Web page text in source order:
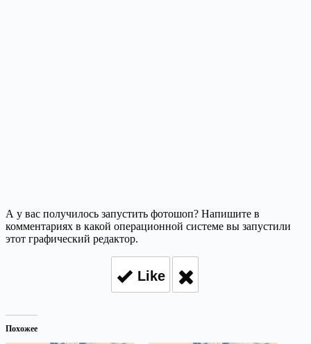
А у вас получилось запустить фотошоп? Напишите в
комментариях в какой операционной системе вы запустили
этот графический редактор.
Like
Похожее